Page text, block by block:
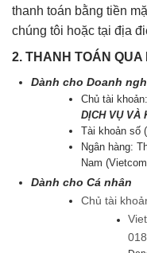
thanh toán bằng tiền
chúng tôi hoặc tại địa
2. THANH TOÁN
Dành cho Doanh
Chủ tài
DỊCH VỤ VÀ
Tài khoản số
Ngân hàng:
Nam
Dành cho Cá nhân
Chủ tài